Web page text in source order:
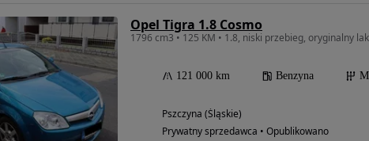
Opel Tigra 1.8 Cosmo
1796 cm3 • 125 KM • 1.8, niski przebieg, oryginalny
121 000 km Benzyna
Pszczyna (Śląskie)
Prywatny sprzedawca • Opublikowano